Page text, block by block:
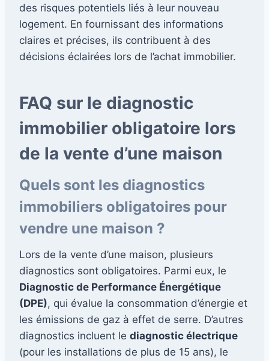
des risques potentiels liés à leur nouveau
logement. En fournissant des informations
claires et précises, ils contribuent à des
décisions éclairées lors de l’achat immobilier.
FAQ sur le diagnostic
immobilier obligatoire lors
de la vente d’une maison
Quels sont les diagnostics
immobiliers obligatoires pour
vendre une maison ?
Lors de la vente d’une maison, plusieurs
diagnostics sont obligatoires. Parmi eux, le
Diagnostic de Performance Énergétique
(DPE), qui évalue la consommation d’énergie et
les émissions de gaz à effet de serre. D’autres
diagnostics incluent le diagnostic électrique
(pour les installations de plus de 15 ans), le